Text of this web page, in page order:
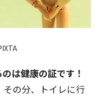
は健康の証です！
の分、トイレに行